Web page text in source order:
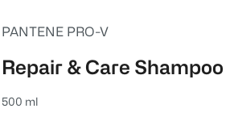
PANTENE PRO-V
Repair & Care Shampoo
500 ml